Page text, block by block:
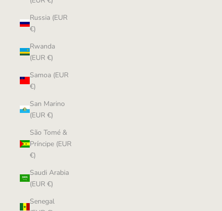
Russia (EUR
€)
Rwanda
(EUR €)
Samoa (EUR
€)
San Marino
(EUR €)
São Tomé &
Príncipe (EUR
€)
Saudi Arabia
(EUR €)
Senegal